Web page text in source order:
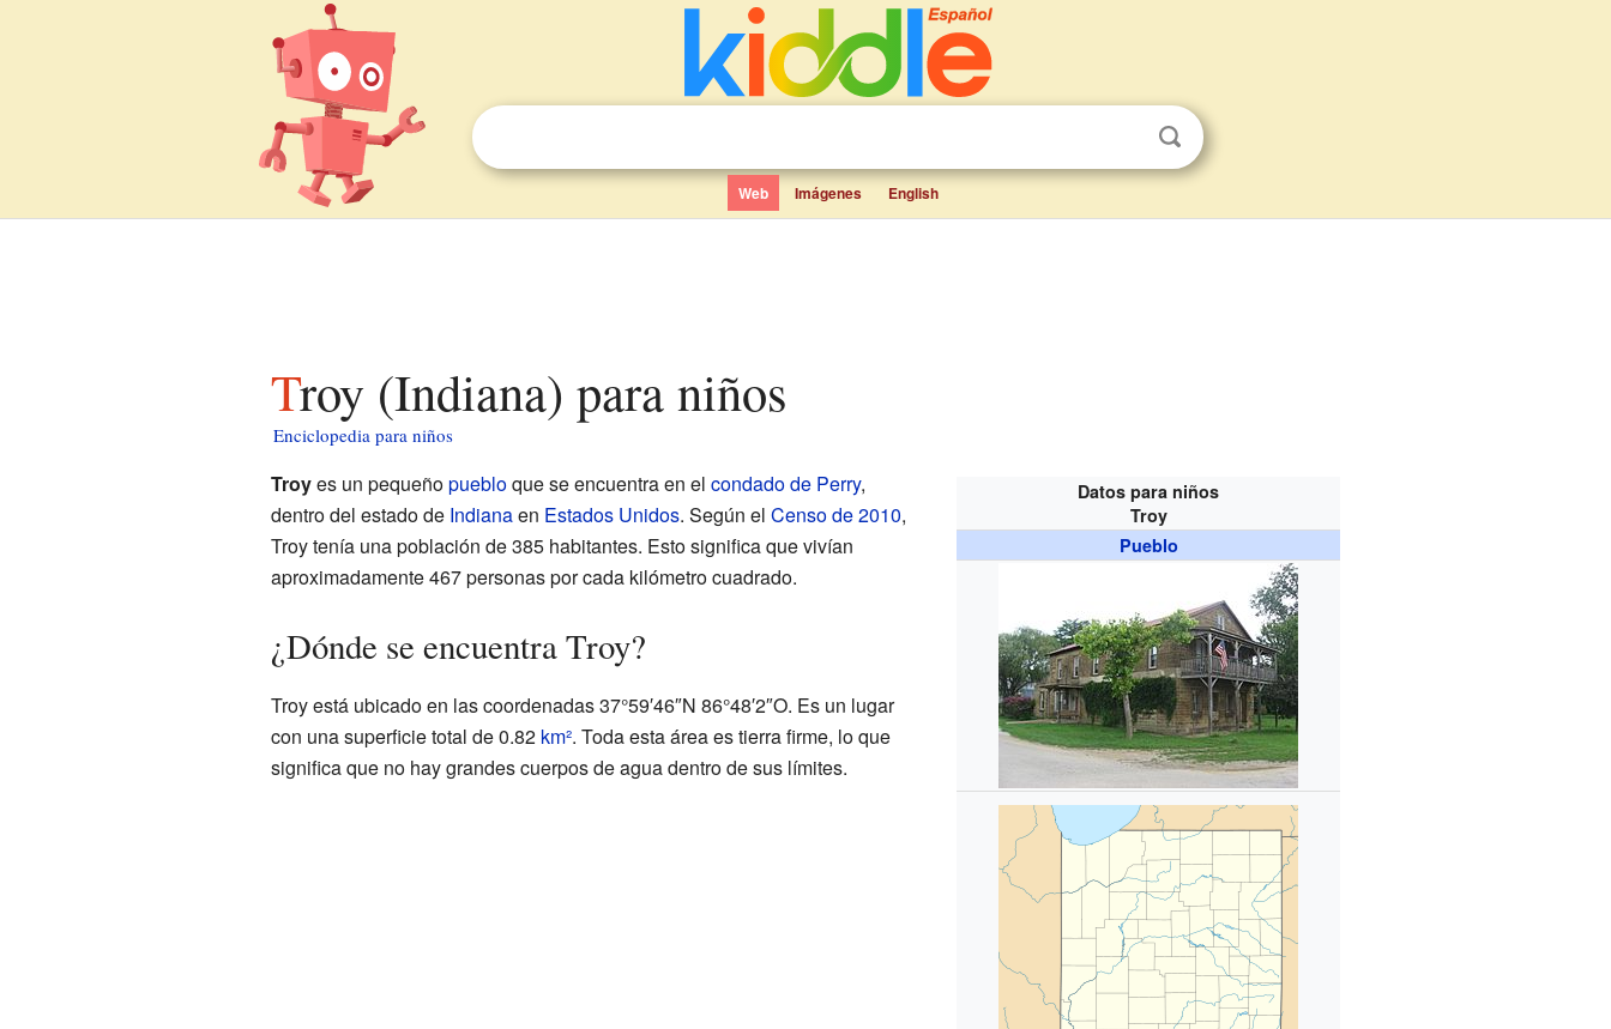
Web Imágenes English
Troy (Indiana) para niños
Enciclopedia para niños
Datos para niños
Troy
Pueblo
Troyes un pequeñopuebloque se encuentra en el condado de Perry,
dentro del estado de Indianaen Estados Unidos. Según el Censo de 2010,
Troy tenía una población de 385 habitantes. Esto significa que vivían
aproximadamente 467 personas por cada kilómetro cuadrado.
¿Dónde se encuentra Troy?
Troy está ubicado en las coordenadas 37°59′46″N 86°48′2″O. Es un lugar
con una superficie total de 0.82 km². Toda esta área es tierra firme, lo que
significa que no hay grandes cuerpos de agua dentro de sus límites.